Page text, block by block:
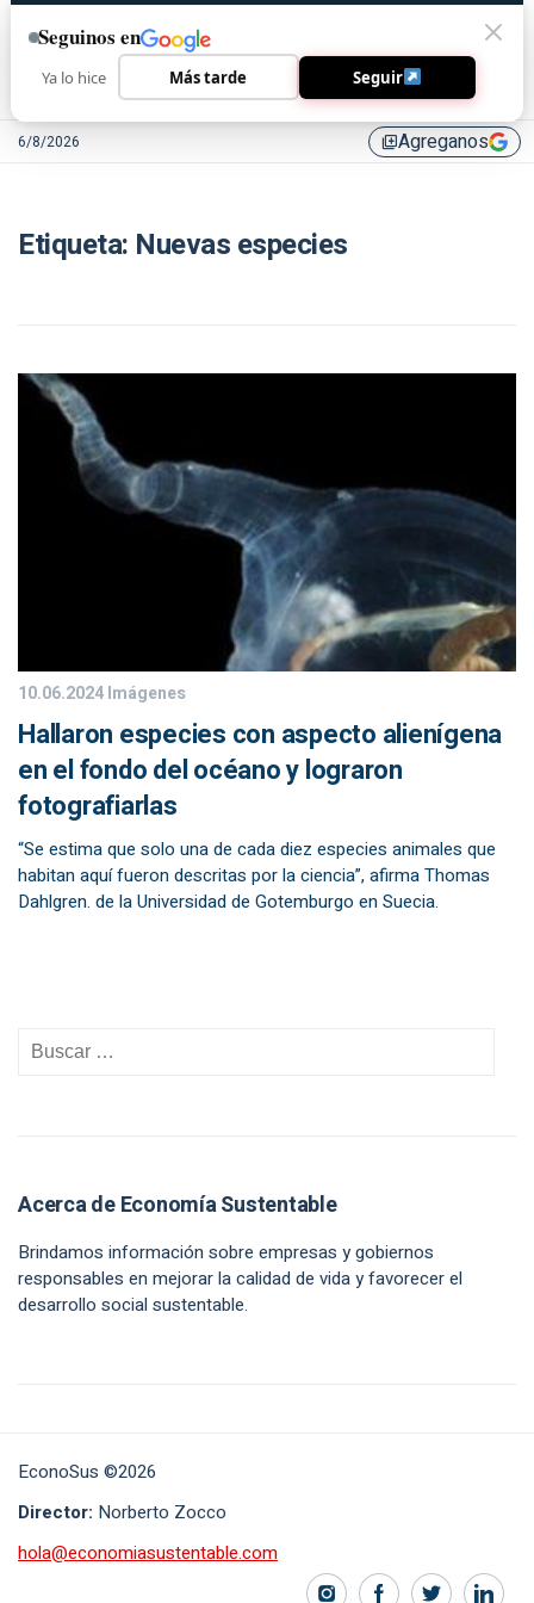
6/8/2026 library_addAgreganos
Etiqueta: Nuevas especies
10.06.2024Imágenes
Hallaron especies con aspecto alienígena
en el fondo del océano y lograron
fotografiarlas
“Se estima que solo una de cada diez especies animales que
habitan aquí fueron descritas por la ciencia”, afirma Thomas
Dahlgren. de la Universidad de Gotemburgo en Suecia.
Acerca de Economía Sustentable
Brindamos información sobre empresas y gobiernos
responsables en mejorar la calidad de vida y favorecer el
desarrollo social sustentable.
EconoSus ©2026
Director: Norberto Zocco
hola@economiasustentable.com
Seguinos en
Ya lo hice Más tarde Seguir